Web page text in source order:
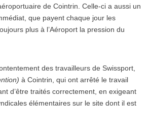
de Cointrin. Celle-ci a aussi un
que payent chaque jour les
plus à l’Aéroport la pression du
des travailleurs de Swissport,
à Cointrin, qui ont arrêté le travail
d’être traités correctement, en exigeant
élémentaires sur le site dont il est